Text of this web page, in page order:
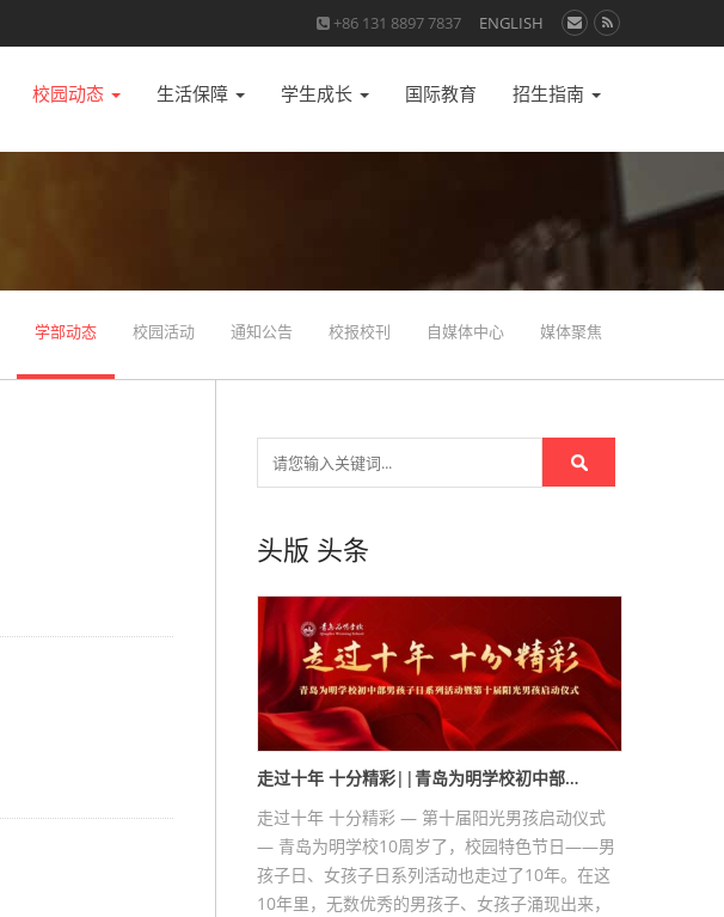
+86 131 8897 7837 ENGLISH
校园动态 生活保障 学生成长 国际教育 招生指南
学部动态 校园活动 通知公告 校报校刊 自媒体中心 媒体聚焦
头版 头条
走过十年 十分精彩||青岛为明学校初中部…
走过十年 十分精彩 — 第十届阳光男孩启动仪式
— 青岛为明学校10周岁了，校园特色节日——男
孩子日、女孩子日系列活动也走过了10年。在这
10年里，无数优秀的男孩子、女孩子涌现出来，